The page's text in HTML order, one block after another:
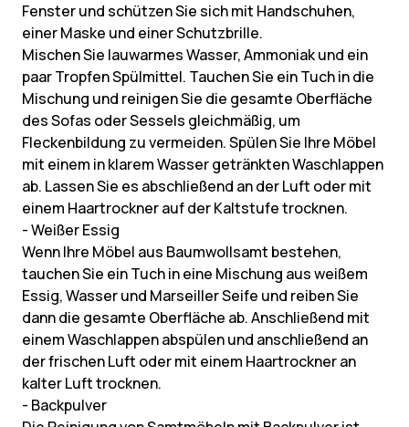
Fenster und schützen Sie sich mit Handschuhen,
einer Maske und einer Schutzbrille.
Mischen Sie lauwarmes Wasser, Ammoniak und ein
paar Tropfen Spülmittel. Tauchen Sie ein Tuch in die
Mischung und reinigen Sie die gesamte Oberfläche
des Sofas oder Sessels gleichmäßig, um
Fleckenbildung zu vermeiden. Spülen Sie Ihre Möbel
mit einem in klarem Wasser getränkten Waschlappen
ab. Lassen Sie es abschließend an der Luft oder mit
einem Haartrockner auf der Kaltstufe trocknen.
- Weißer Essig
Wenn Ihre Möbel aus Baumwollsamt bestehen,
tauchen Sie ein Tuch in eine Mischung aus weißem
Essig, Wasser und Marseiller Seife und reiben Sie
dann die gesamte Oberfläche ab. Anschließend mit
einem Waschlappen abspülen und anschließend an
der frischen Luft oder mit einem Haartrockner an
kalter Luft trocknen.
- Backpulver